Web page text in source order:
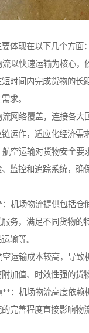
体现在以下几个方面：
以快速运输为核心，
时间内完成货物的长
求。
网络覆盖，连接各大
运作，适应化经济需求
空运输对货物安全要
监控和追踪系统，确
机场物流提供包括仓
务，满足不同货物的
输等。
运输成本较高，导致
加值、时效性强的货物
：机场物流高度依赖
完善程度直接影响物